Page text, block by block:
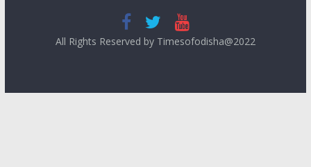
All Rights Reserved by Timesofodisha@2022